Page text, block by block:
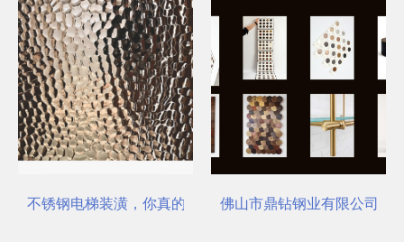
不锈钢电梯装潢，你真的选对了吗？佛山市鼎钻钢业有限公司，